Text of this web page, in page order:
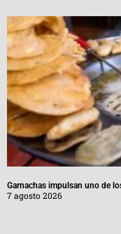
Garnachas impulsan uno de
7 agosto 2026